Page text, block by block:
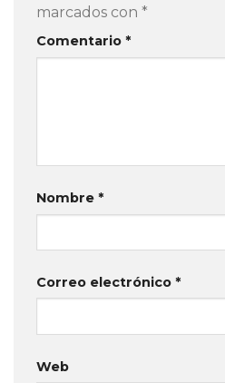
marcados con *
Comentario *
Nombre *
Correo electrónico *
Web